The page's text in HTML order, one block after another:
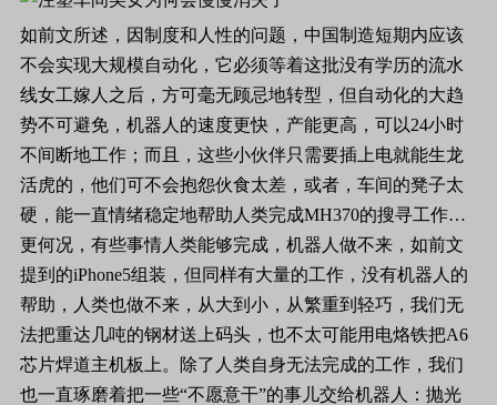
如前文所述，因制度和人性的问题，中国制造短期内应该
不会实现大规模自动化，它必须等着这批没有学历的流水
线女工嫁人之后，方可毫无顾忌地转型，但自动化的大趋
势不可避免，机器人的速度更快，产能更高，可以24小时
不间断地工作；而且，这些小伙伴只需要插上电就能生龙
活虎的，他们可不会抱怨伙食太差，或者，车间的凳子太
硬，能一直情绪稳定地帮助人类完成MH370的搜寻工作…
更何况，有些事情人类能够完成，机器人做不来，如前文
提到的iPhone5组装，但同样有大量的工作，没有机器人的
帮助，人类也做不来，从大到小，从繁重到轻巧，我们无
法把重达几吨的钢材送上码头，也不太可能用电烙铁把A6
芯片焊道主机板上。除了人类自身无法完成的工作，我们
也一直琢磨着把一些“不愿意干”的事儿交给机器人：抛光